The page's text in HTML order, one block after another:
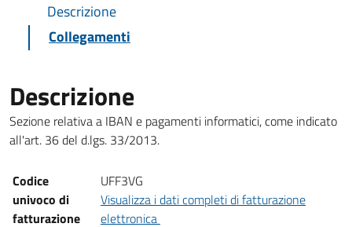
Descrizione
Collegamenti
Descrizione
Sezione relativa a IBAN e pagamenti informatici, come indicato
all'art. 36 del d.lgs. 33/2013.
Nome Descrizione
Codice
univoco di
fatturazione
UFF3VG
Visualizza i dati completi di fatturazione
elettronica